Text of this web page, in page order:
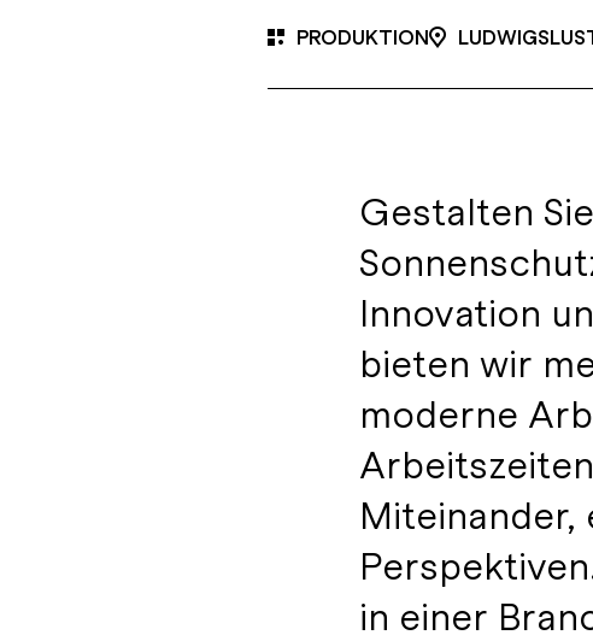
PRODUKTION
Gestalten
Innovation
bieten wir
moderne
in einer